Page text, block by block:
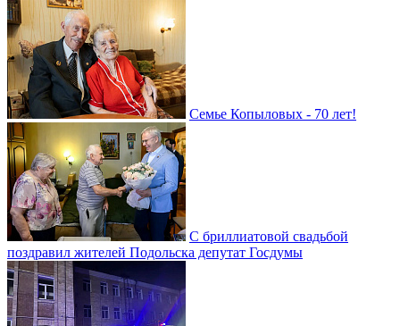
Семье Копыловых - 70 лет!
С бриллиатовой свадьбой
поздравил жителей Подольска депутат Госдумы